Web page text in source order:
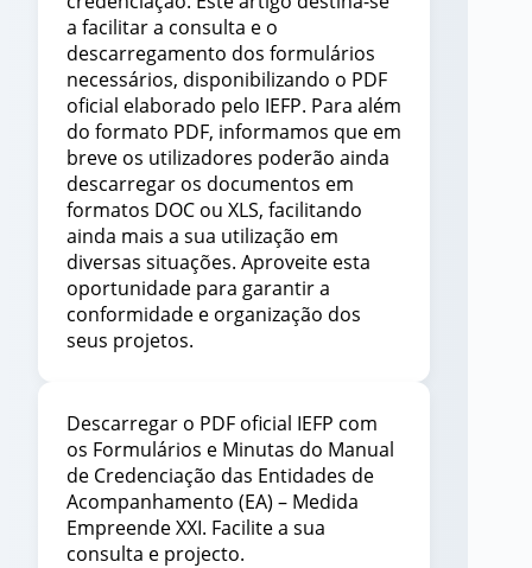
a facilitar a consulta e o
descarregamento dos formulários
necessários, disponibilizando o PDF
oficial elaborado pelo IEFP. Para além
do formato PDF, informamos que em
breve os utilizadores poderão ainda
descarregar os documentos em
formatos DOC ou XLS, facilitando
ainda mais a sua utilização em
diversas situações. Aproveite esta
oportunidade para garantir a
conformidade e organização dos
seus projetos.
Descarregar o PDF oficial IEFP com
os Formulários e Minutas do Manual
de Credenciação das Entidades de
Acompanhamento (EA) – Medida
Empreende XXI. Facilite a sua
consulta e projecto.